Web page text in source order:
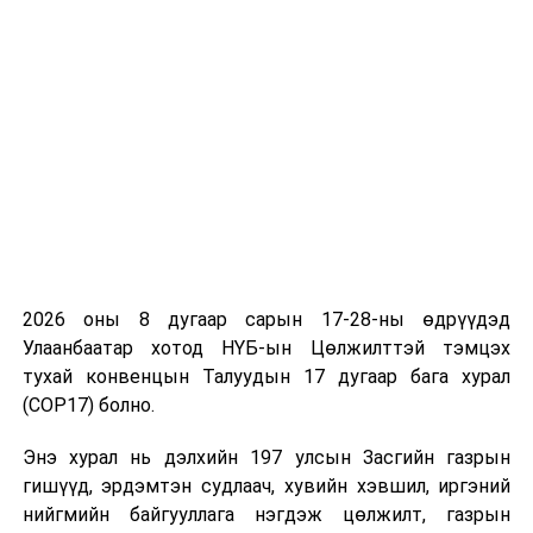
“Нийслэлийн Орон сууцны корпораци” ХК-иас нийт 32
албан хаагч Сэлбэ дэд төвд байрлан ажиллаж байна.
Тодруулбал, өнгөрсөн долоо хоногийн даваа гарагаас
иргэдээс санал асуулга, нийгэм, эдийн засгийн
хүртээмжтэй хүргэх үүднээс өнгөрсөн долоо хоногт
айл бүрд очин, тодорхой мэдээллүүдийг хүргэхийн
2026 оны 8 дугаар сарын 17-28-ны өдрүүдэд
Улаанбаатар хотод НҮБ-ын Цөлжилттэй тэмцэх
тухай конвенцын Талуудын 17 дугаар бага хурал
(COP17) болно.
Энэ хурал нь дэлхийн 197 улсын Засгийн газрын
гишүүд, эрдэмтэн судлаач, хувийн хэвшил, иргэний
нийгмийн байгууллага нэгдэж цөлжилт, газрын